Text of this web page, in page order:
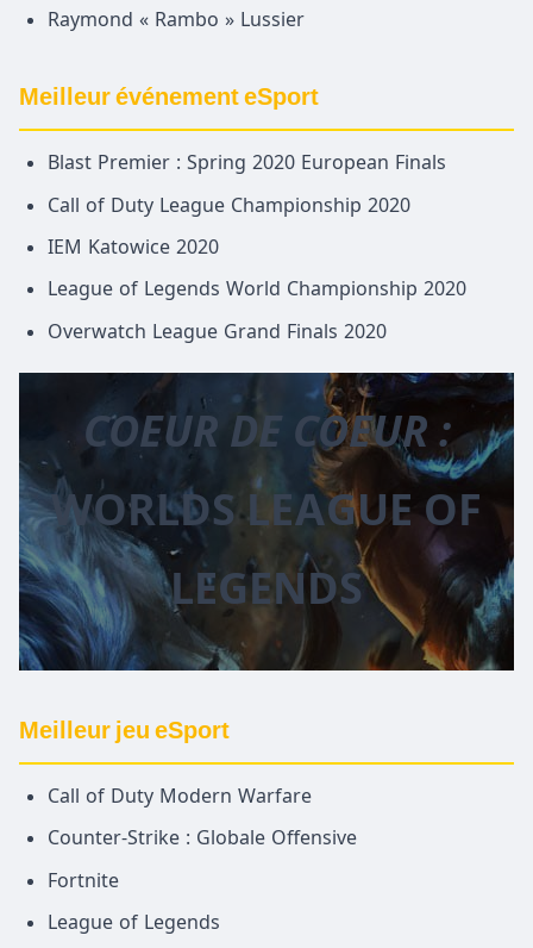
Raymond « Rambo » Lussier
Meilleur événement eSport
Blast Premier : Spring 2020 European Finals
Call of Duty League Championship 2020
IEM Katowice 2020
League of Legends World Championship 2020
Overwatch League Grand Finals 2020
COEUR DE COEUR :
WORLDS LEAGUE OF
LEGENDS
Meilleur jeu eSport
Call of Duty Modern Warfare
Counter-Strike : Globale Offensive
Fortnite
League of Legends